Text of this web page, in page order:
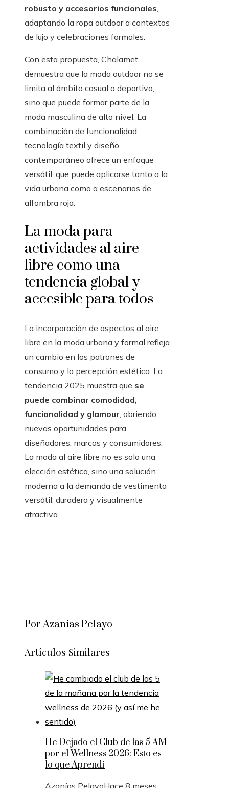
robusto y accesorios funcionales,
adaptando la ropa outdoor a contextos
de lujo y celebraciones formales.
Con esta propuesta, Chalamet
demuestra que la moda outdoor no se
limita al ámbito casual o deportivo,
sino que puede formar parte de la
moda masculina de alto nivel. La
combinación de funcionalidad,
tecnología textil y diseño
contemporáneo ofrece un enfoque
versátil, que puede aplicarse tanto a la
vida urbana como a escenarios de
alfombra roja.
La moda para
actividades al aire
libre como una
tendencia global y
accesible para todos
La incorporación de aspectos al aire
libre en la moda urbana y formal refleja
un cambio en los patrones de
consumo y la percepción estética. La
tendencia 2025 muestra que se
puede combinar comodidad,
funcionalidad y glamour, abriendo
nuevas oportunidades para
diseñadores, marcas y consumidores.
La moda al aire libre no es solo una
elección estética, sino una solución
moderna a la demanda de vestimenta
versátil, duradera y visualmente
atractiva.
Por Azanías Pelayo
Artículos Similares
He Dejado el Club de las 5 AM
por el Wellness 2026: Esto es
lo que Aprendí
Azanías PelayoHace 8 meses